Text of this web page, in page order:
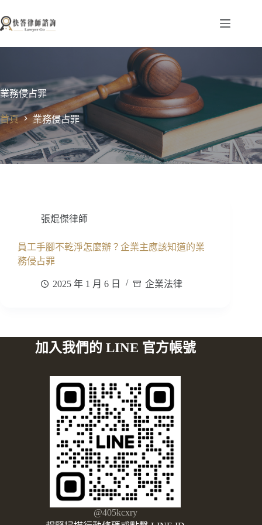
至
要
業務侵占罪
首頁 業務侵占罪
張焜傑律師
員工手腳不乾淨怎麼辦？企業主應該知道的業
務侵占罪
2025 年 1 月 6 日 企業法律
加入我們的 LINE 官方帳號
@405kcxry